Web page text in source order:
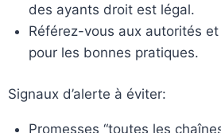
des ayants droit est légal.
Référez-vous aux autorités
pour les bonnes pratiques.
Signaux d’alerte à éviter:
Promesses “toutes les